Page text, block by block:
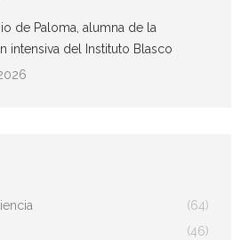
de Paloma, alumna de la
intensiva del Instituto Blasco
(64)
(46)